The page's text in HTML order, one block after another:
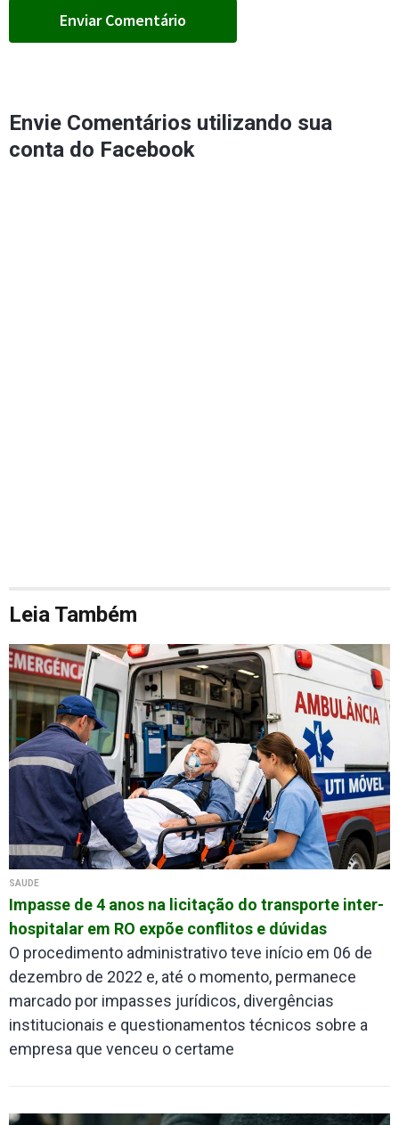
Envie Comentários utilizando sua
conta do Facebook
Leia Também
SAÚDE
Impasse de 4 anos na licitação do transporte inter-
hospitalar em RO expõe conflitos e dúvidas
O procedimento administrativo teve início em 06 de
dezembro de 2022 e, até o momento, permanece
marcado por impasses jurídicos, divergências
institucionais e questionamentos técnicos sobre a
empresa que venceu o certame